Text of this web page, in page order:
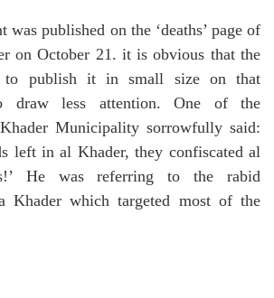
was published on the ‘deaths’ page of
on October 21. it is obvious that the
to publish it in small size on that
draw less attention. One of the
Municipality sorrowfully said:
left in al Khader, they confiscated al
He was referring to the rabid
Khader which targeted most of the